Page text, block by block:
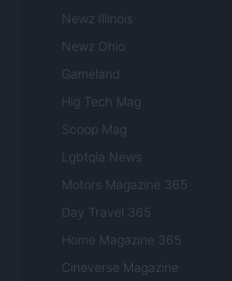
Newz Illinois
Newz Ohio
Gameland
Hig Tech Mag
Scoop Mag
Lgbtqia News
Motors Magazine 365
Day Travel 365
Home Magazine 365
Cineverse Magazine